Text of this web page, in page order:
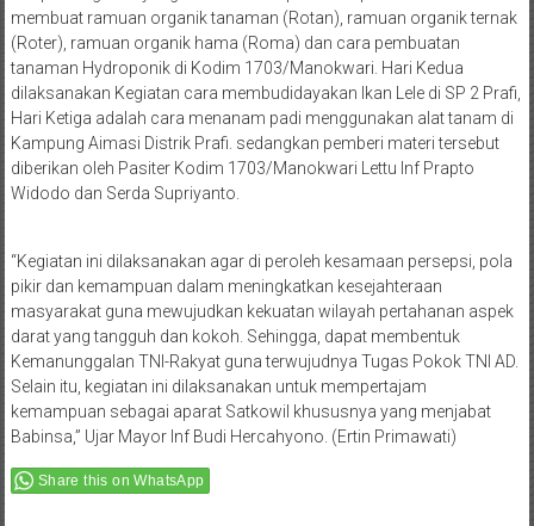
Adapun Kegiatan yang dilaksanakan pada hari pertama adalah cara
membuat ramuan organik tanaman (Rotan), ramuan organik ternak
(Roter), ramuan organik hama (Roma) dan cara pembuatan
tanaman Hydroponik di Kodim 1703/Manokwari. Hari Kedua
dilaksanakan Kegiatan cara membudidayakan Ikan Lele di SP 2 Prafi,
Hari Ketiga adalah cara menanam padi menggunakan alat tanam di
Kampung Aimasi Distrik Prafi. sedangkan pemberi materi tersebut
diberikan oleh Pasiter Kodim 1703/Manokwari Lettu Inf Prapto
“Kegiatan ini dilaksanakan agar di peroleh kesamaan persepsi, pola
pikir dan kemampuan dalam meningkatkan kesejahteraan
masyarakat guna mewujudkan kekuatan wilayah pertahanan aspek
darat yang tangguh dan kokoh. Sehingga, dapat membentuk
Kemanunggalan TNI-Rakyat guna terwujudnya Tugas Pokok TNI AD.
Selain itu, kegiatan ini dilaksanakan untuk mempertajam
kemampuan sebagai aparat Satkowil khususnya yang menjabat